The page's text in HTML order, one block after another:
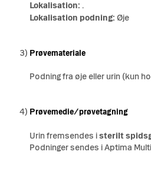
Lokalisation: .
Lokalisation podning: Øje
3) Prøvemateriale
Podning fra øje eller urin (kun
4) Prøvemedie/prøvetagning
Urin fremsendes isterilt
Podningersendes i Aptima